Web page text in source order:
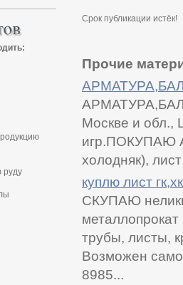
Срок публикации истёк!
Прочие
Москве и обл.,
игр.ПОКУПАЮ
холодняк),
куплю лист гк,хк
СКУПАЮ
трубы, листы,
Возможен
8985...
руду